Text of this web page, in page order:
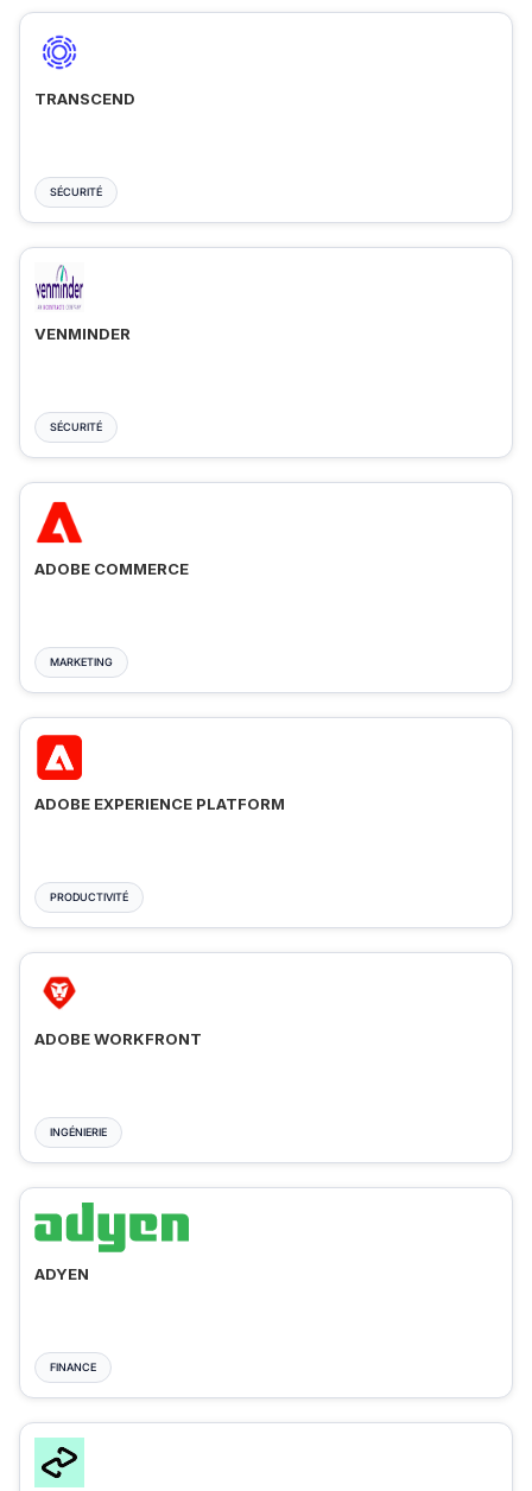
TRANSCEND
SÉCURITÉ
VENMINDER
SÉCURITÉ
ADOBE COMMERCE
MARKETING
ADOBE EXPERIENCE PLATFORM
PRODUCTIVITÉ
ADOBE WORKFRONT
INGÉNIERIE
ADYEN
FINANCE